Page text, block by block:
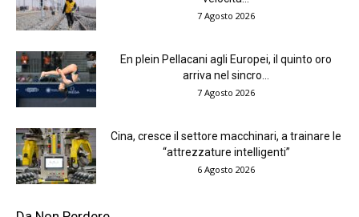
7 Agosto 2026
En plein Pellacani agli Europei, il quinto oro
arriva nel sincro...
7 Agosto 2026
Cina, cresce il settore macchinari, a trainare le
“attrezzature intelligenti”
6 Agosto 2026